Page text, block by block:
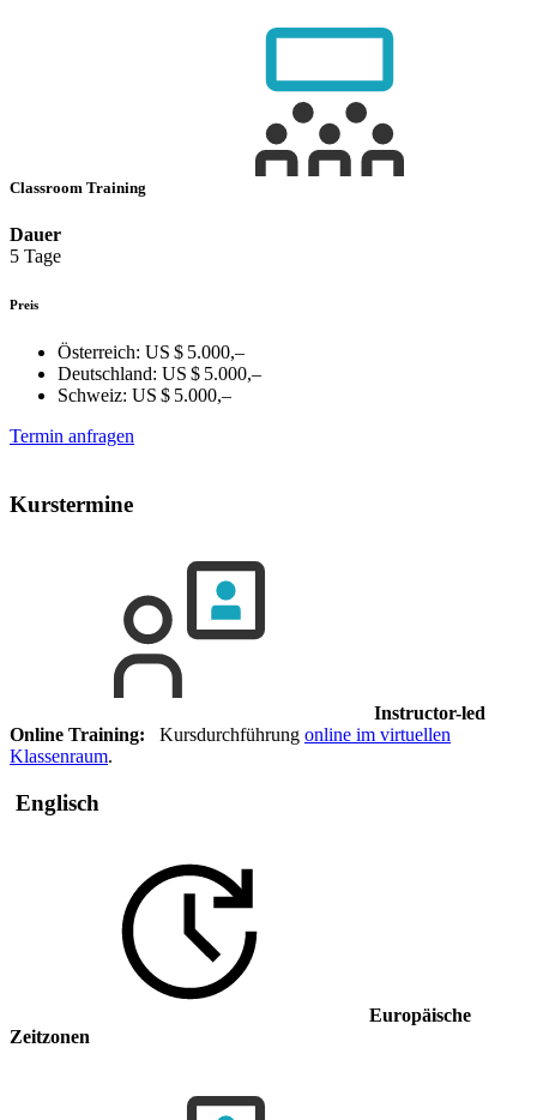
Classroom Training
Dauer
5 Tage
Preis
Österreich: US $ 5.000,–
Deutschland: US $ 5.000,–
Schweiz: US $ 5.000,–
Termin anfragen
Kurstermine
Instructor-led
Online Training: Kursdurchführung online im virtuellen
Klassenraum.
Englisch
Europäische
Zeitzonen